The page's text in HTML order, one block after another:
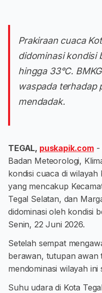
Prakiraan cuaca
didominasi kondisi
hingga 33°C.
waspada terhadap
mendadak.
TEGAL, puskapik.com-
Badan Meteorologi,
kondisi cuaca di
yang mencakup
Tegal Selatan, dan
didominasi oleh kondisi
Senin, 22 Juni 2026.
Setelah sempat
berawan, tutupan awan
mendominasi wilayah ini
Suhu udara di Kota